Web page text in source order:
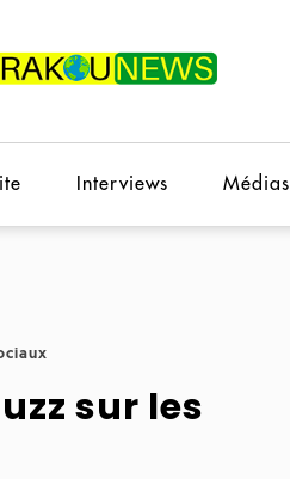
Interviews Médias
sur les